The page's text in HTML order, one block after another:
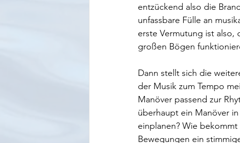
entzückend also die
unfassbare Fülle an
erste Vermutung ist also,
großen Bögen
Dann stellt sich die
der Musik zum Tempo
Manöver passend zur
überhaupt ein Manöver
einplanen? Wie
Bewegungen ein